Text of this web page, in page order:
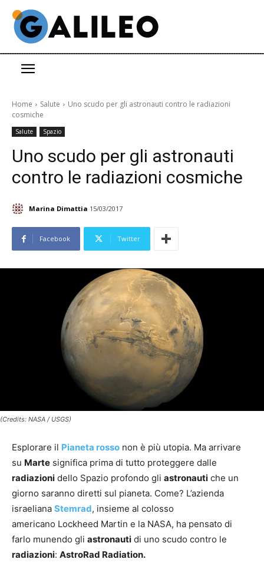
Home Salute
Uno scudo per gli astronauti contro le radiazioni
cosmiche
Salute Spazio
Uno scudo per gli astronauti
contro le radiazioni cosmiche
Marina Dimattia 15/03/2017
Facebook Twitter
(Credits: NASA / USGS)
Esplorare il Pianeta rosso non è più utopia. Ma arrivare
su Marte significa prima di tutto proteggere dalle
radiazioni dello Spazio profondo gli astronauti che un
giorno saranno diretti sul pianeta. Come? L’azienda
israeliana Stemrad, insieme al colosso
americano Lockheed Martin e la NASA, ha pensato di
farlo munendo gli astronauti di uno scudo contro le
radiazioni: AstroRad Radiation.